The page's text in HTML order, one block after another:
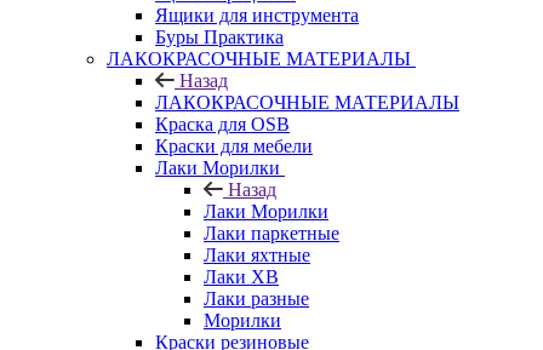
Ящики для инструмента
Буры Практика
ЛАКОКРАСОЧНЫЕ МАТЕРИАЛЫ
Назад
ЛАКОКРАСОЧНЫЕ МАТЕРИАЛЫ
Краска для OSB
Краски для мебели
Лаки Морилки
Назад
Лаки Морилки
Лаки паркетные
Лаки яхтные
Лаки ХВ
Лаки разные
Морилки
Краски резиновые